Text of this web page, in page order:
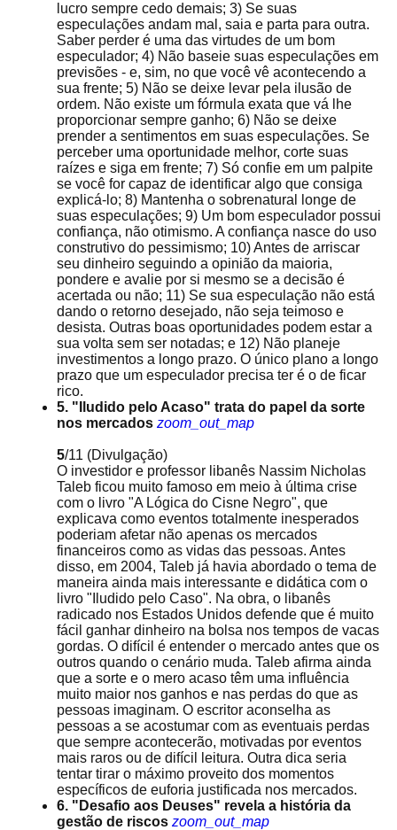
lucro sempre cedo demais; 3) Se suas
especulações andam mal, saia e parta para outra.
Saber perder é uma das virtudes de um bom
especulador; 4) Não baseie suas especulações em
previsões - e, sim, no que você vê acontecendo a
sua frente; 5) Não se deixe levar pela ilusão de
ordem. Não existe um fórmula exata que vá lhe
proporcionar sempre ganho; 6) Não se deixe
prender a sentimentos em suas especulações. Se
perceber uma oportunidade melhor, corte suas
raízes e siga em frente; 7) Só confie em um palpite
se você for capaz de identificar algo que consiga
explicá-lo; 8) Mantenha o sobrenatural longe de
suas especulações; 9) Um bom especulador possui
confiança, não otimismo. A confiança nasce do uso
construtivo do pessimismo; 10) Antes de arriscar
seu dinheiro seguindo a opinião da maioria,
pondere e avalie por si mesmo se a decisão é
acertada ou não; 11) Se sua especulação não está
dando o retorno desejado, não seja teimoso e
desista. Outras boas oportunidades podem estar a
sua volta sem ser notadas; e 12) Não planeje
investimentos a longo prazo. O único plano a longo
prazo que um especulador precisa ter é o de ficar
rico.
5. "Iludido pelo Acaso" trata do papel da sorte
nos mercados zoom_out_map
5/11 (Divulgação)
O investidor e professor libanês Nassim Nicholas
Taleb ficou muito famoso em meio à última crise
com o livro "A Lógica do Cisne Negro", que
explicava como eventos totalmente inesperados
poderiam afetar não apenas os mercados
financeiros como as vidas das pessoas. Antes
disso, em 2004, Taleb já havia abordado o tema de
maneira ainda mais interessante e didática com o
livro "Iludido pelo Caso". Na obra, o libanês
radicado nos Estados Unidos defende que é muito
fácil ganhar dinheiro na bolsa nos tempos de vacas
gordas. O difícil é entender o mercado antes que os
outros quando o cenário muda. Taleb afirma ainda
que a sorte e o mero acaso têm uma influência
muito maior nos ganhos e nas perdas do que as
pessoas imaginam. O escritor aconselha as
pessoas a se acostumar com as eventuais perdas
que sempre acontecerão, motivadas por eventos
mais raros ou de difícil leitura. Outra dica seria
tentar tirar o máximo proveito dos momentos
específicos de euforia justificada nos mercados.
6. "Desafio aos Deuses" revela a história da
gestão de riscos zoom_out_map